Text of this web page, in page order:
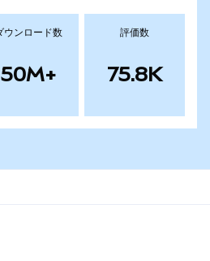
ウンロード数
50M+
評価数
75.8K